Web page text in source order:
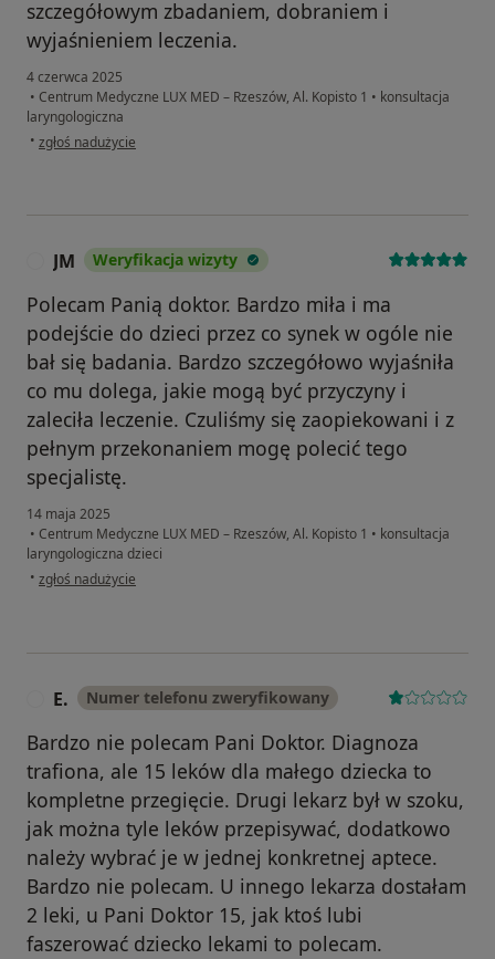
szczegółowym zbadaniem, dobraniem i
wyjaśnieniem leczenia.
4 czerwca 2025
• Centrum Medyczne LUX MED – Rzeszów, Al. Kopisto 1 • konsultacja
laryngologiczna
• w opinii użytkownika Urszula
zgłoś nadużycie
JM Weryfikacja wizyty
Polecam Panią doktor. Bardzo miła i ma
podejście do dzieci przez co synek w ogóle nie
bał się badania. Bardzo szczegółowo wyjaśniła
co mu dolega, jakie mogą być przyczyny i
zaleciła leczenie. Czuliśmy się zaopiekowani i z
pełnym przekonaniem mogę polecić tego
specjalistę.
14 maja 2025
• Centrum Medyczne LUX MED – Rzeszów, Al. Kopisto 1 • konsultacja
laryngologiczna dzieci
• w opinii użytkownika JM
zgłoś nadużycie
E. Numer telefonu zweryfikowany
Bardzo nie polecam Pani Doktor. Diagnoza
trafiona, ale 15 leków dla małego dziecka to
kompletne przegięcie. Drugi lekarz był w szoku,
jak można tyle leków przepisywać, dodatkowo
należy wybrać je w jednej konkretnej aptece.
Bardzo nie polecam. U innego lekarza dostałam
2 leki, u Pani Doktor 15, jak ktoś lubi
faszerować dziecko lekami to polecam.